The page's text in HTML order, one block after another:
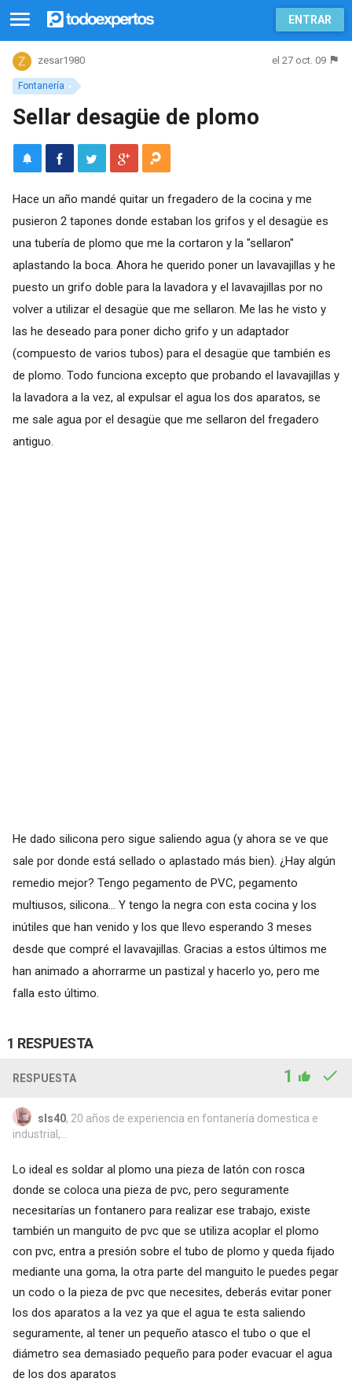
ENTRAR
Fontanería
zesar1980 el 27 oct. 09
Sellar desagüe de plomo
Hace un año mandé quitar un fregadero de la cocina y me
pusieron 2 tapones donde estaban los grifos y el desagüe es
una tubería de plomo que me la cortaron y la "sellaron"
aplastando la boca. Ahora he querido poner un lavavajillas y he
puesto un grifo doble para la lavadora y el lavavajillas por no
volver a utilizar el desagüe que me sellaron. Me las he visto y
las he deseado para poner dicho grifo y un adaptador
(compuesto de varios tubos) para el desagüe que también es
de plomo. Todo funciona excepto que probando el lavavajillas y
la lavadora a la vez, al expulsar el agua los dos aparatos, se
me sale agua por el desagüe que me sellaron del fregadero
antiguo.
He dado silicona pero sigue saliendo agua (y ahora se ve que
sale por donde está sellado o aplastado más bien). ¿Hay algún
remedio mejor? Tengo pegamento de PVC, pegamento
multiusos, silicona... Y tengo la negra con esta cocina y los
inútiles que han venido y los que llevo esperando 3 meses
desde que compré el lavavajillas. Gracias a estos últimos me
han animado a ahorrarme un pastizal y hacerlo yo, pero me
falla esto último.
1 RESPUESTA
RESPUESTA 1
sls40, 20 años de experiencia en fontanería domestica e
industrial,...
Lo ideal es soldar al plomo una pieza de latón con rosca
donde se coloca una pieza de pvc, pero seguramente
necesitarías un fontanero para realizar ese trabajo, existe
también un manguito de pvc que se utiliza acoplar el plomo
con pvc, entra a presión sobre el tubo de plomo y queda fijado
mediante una goma, la otra parte del manguito le puedes pegar
un codo o la pieza de pvc que necesites, deberás evitar poner
los dos aparatos a la vez ya que el agua te esta saliendo
seguramente, al tener un pequeño atasco el tubo o que el
diámetro sea demasiado pequeño para poder evacuar el agua
de los dos aparatos